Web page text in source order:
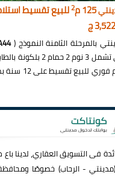
125 م 2للبيع تقسيط
بالمرحلة الثامنة النموذج (
تطل على تشمل 3 نوم 2
فى التسويق العقاري، لدينا
مدينتي -الرحاب) خصوصًا